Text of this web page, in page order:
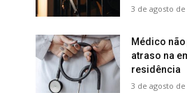
3 de agosto de
Médico
atraso na
residência
3 de agosto de